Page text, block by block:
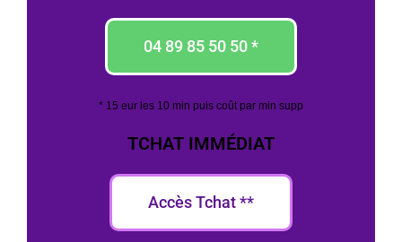
04 89 85 50 50 *
* 15 eur les 10 min puis coût par min supp
TCHAT IMMÉDIAT
Accès Tchat **